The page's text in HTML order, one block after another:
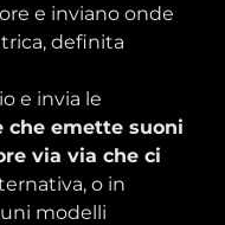
e inviano onde
definita
e invia le
che emette suoni
via via che ci
o in
modelli